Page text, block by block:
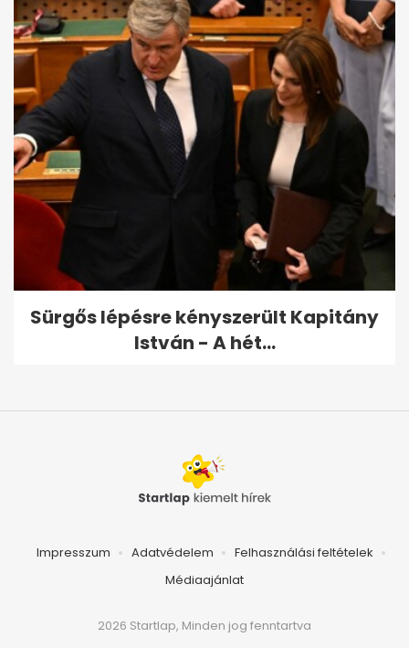
Sürgős lépésre kényszerült Kapitány
István - A hét...
Impresszum Adatvédelem
Felhasználási feltételek
Médiaajánlat
2026 Startlap, Minden jog fenntartva